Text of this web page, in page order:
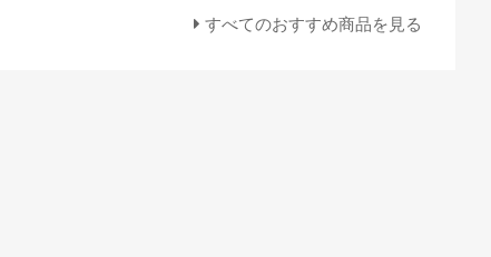
すべてのおすすめ商品を見る